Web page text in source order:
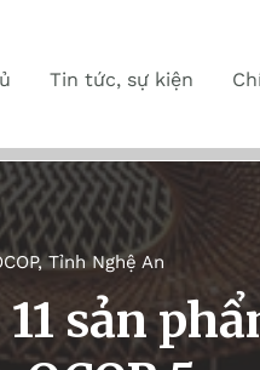
Tin tức, sự kiện
,Tỉnh Nghệ An
sản